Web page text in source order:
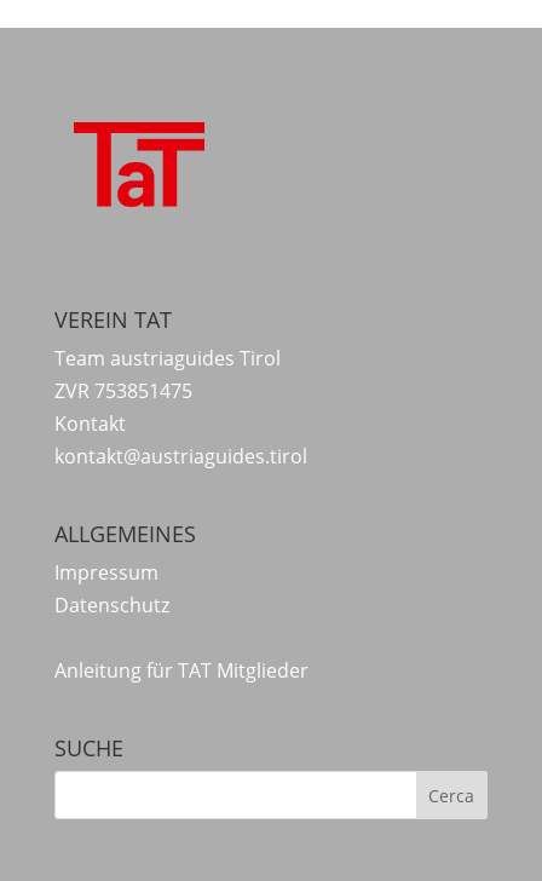
VEREIN TAT
Team austriaguides Tirol
ZVR 753851475
Kontakt
kontakt@austriaguides.tirol
ALLGEMEINES
Impressum
Datenschutz
Anleitung für TAT Mitglieder
SUCHE